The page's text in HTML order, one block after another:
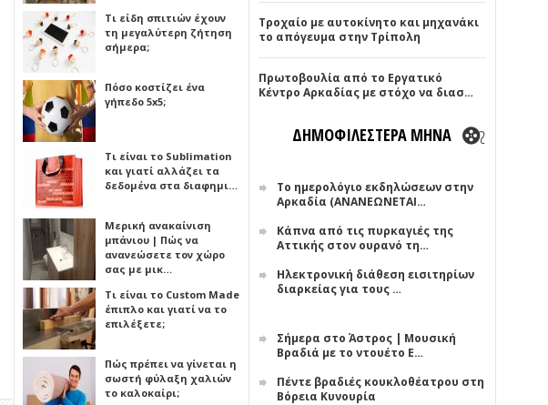
Τι είδη σπιτιών έχουν
τη μεγαλύτερη ζήτηση
σήμερα;
Πόσο κοστίζει ένα
γήπεδο 5x5;
Τι είναι το Sublimation
και γιατί αλλάζει τα
δεδομένα στα διαφημι…
Μερική ανακαίνιση
μπάνιου | Πώς να
ανανεώσετε τον χώρο
σας με μικ…
Τι είναι το Custom Made
έπιπλο και γιατί να το
επιλέξετε;
Πώς πρέπει να γίνεται η
σωστή φύλαξη χαλιών
το καλοκαίρι;
Τροχαίο με αυτοκίνητο και μηχανάκι
το απόγευμα στην Τρίπολη
Πρωτοβουλία από το Εργατικό
Κέντρο Αρκαδίας με στόχο να διασ…
ΔΗΜΟΦΙΛΕΣΤΕΡΑ ΜΗΝΑ
Το ημερολόγιο εκδηλώσεων στην
Αρκαδία (ΑΝΑΝΕΩΝΕΤΑΙ…
Κάπνα από τις πυρκαγιές της
Αττικής στον ουρανό τη…
Ηλεκτρονική διάθεση εισιτηρίων
διαρκείας για τους …
Σήμερα στο Άστρος | Μουσική
Βραδιά με το ντουέτο Ε…
Πέντε βραδιές κουκλοθέατρου στη
Βόρεια Κυνουρία